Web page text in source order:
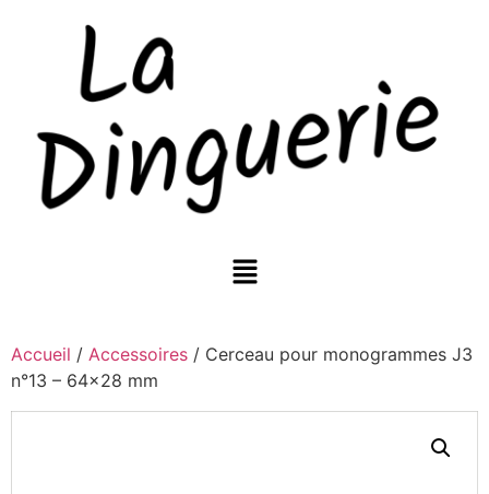
Accueil / Accessoires / Cerceau pour monogrammes J3
n°13 – 64×28 mm